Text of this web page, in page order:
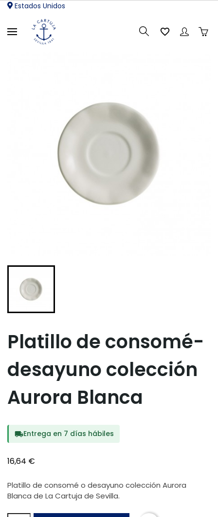
Estados Unidos

Platillo de consomé-
desayuno colección
Aurora Blanca
local_shippingEntrega en 7 días hábiles
16,64 €
Platillo de consomé o desayuno colección Aurora
Blanca de La Cartuja de Sevilla.